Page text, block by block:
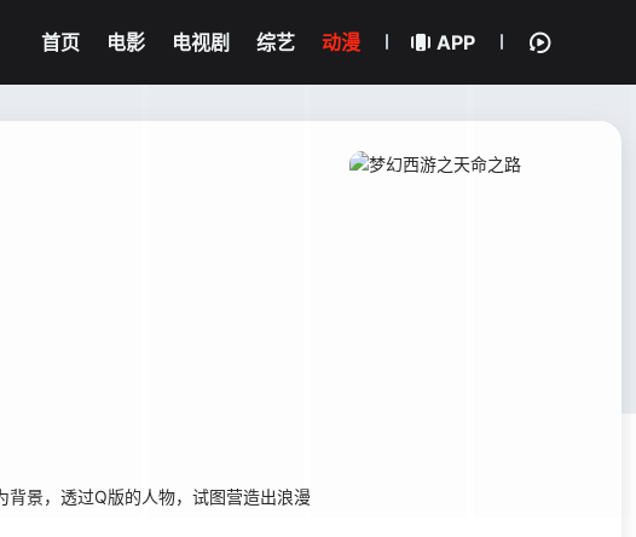
首页 电影 电视剧 综艺 动漫 APP
景，透过Q版的人物，试图营造出浪漫